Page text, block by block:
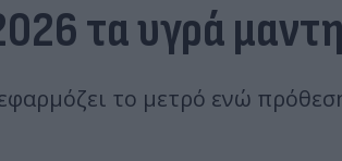
τα υγρά
το μετρό ενώ